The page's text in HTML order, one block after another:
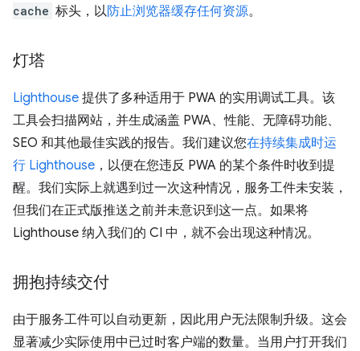
cache 标头，以防止浏览器缓存任何资源。
灯塔
Lighthouse 提供了多种适用于 PWA 的实用调试工具。该
工具会扫描网站，并生成涵盖 PWA、性能、无障碍功能、
SEO 和其他最佳实践的报告。我们建议您在持续集成时运
行 Lighthouse ，以便在您违反 PWA 的某个条件时收到提
醒。我们实际上就遇到过一次这种情况，服务工件未安装，
但我们在正式版推送之前并未意识到这一点。如果将
Lighthouse 纳入我们的 CI 中，就不会出现这种情况。
拥抱持续交付
由于服务工件可以自动更新，因此用户无法限制升级。这会
显著减少实际使用中已过时客户端的数量。当用户打开我们